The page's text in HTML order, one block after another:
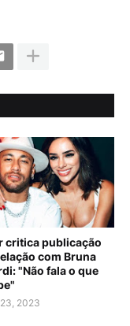
critica publicação
com Bruna
"Não fala o que
2023